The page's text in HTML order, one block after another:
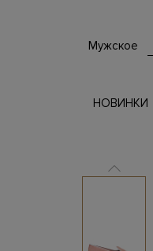
Мужское
НОВИНКИ